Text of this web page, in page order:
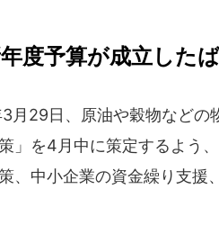
度予算が成立した
29日、原油や穀物などの
」を4月中に策定するよう
、中小企業の資金繰り支援